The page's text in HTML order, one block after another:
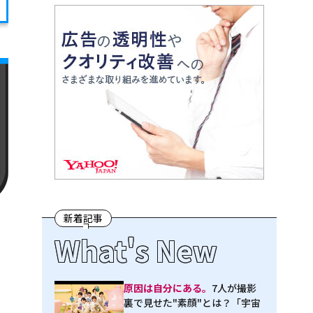
新着記事
What's New
原因は自分にある。 7人が撮影
裏で見せた"素顔"とは？「宇宙